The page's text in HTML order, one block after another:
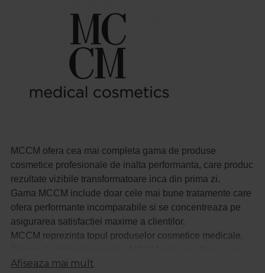
MCCM ofera cea mai completa gama de produse
cosmetice profesionale de inalta performanta, care produc
rezultate vizibile transformatoare inca din prima zi.
Gama MCCM include doar cele mai bune tratamente care
ofera performante incomparabile si se concentreaza pe
asigurarea satisfactiei maxime a clientilor.
MCCM reprezinta topul produselor cosmetice medicale.
mult de un deceniu de cercetare si dezvoltare orientate
Afiseaza mai mult